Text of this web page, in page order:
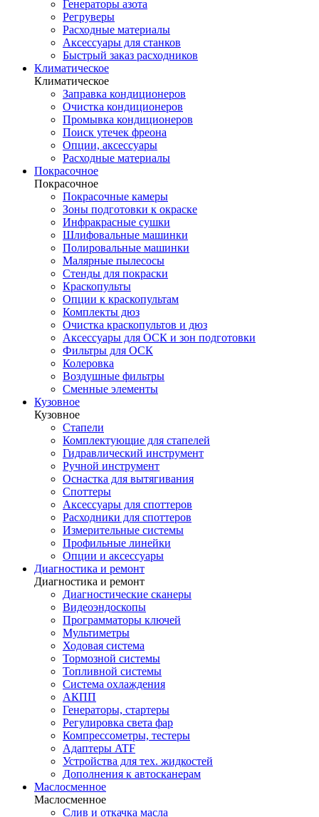
Генераторы азота
Регруверы
Расходные материалы
Аксессуары для станков
Быстрый заказ расходников
Климатическое
Климатическое
Заправка кондиционеров
Очистка кондиционеров
Промывка кондиционеров
Поиск утечек фреона
Опции, аксессуары
Расходные материалы
Покрасочное
Покрасочное
Покрасочные камеры
Зоны подготовки к окраске
Инфракрасные сушки
Шлифовальные машинки
Полировальные машинки
Малярные пылесосы
Стенды для покраски
Краскопульты
Опции к краскопультам
Комплекты дюз
Очистка краскопультов и дюз
Аксессуары для ОСК и зон подготовки
Фильтры для ОСК
Колеровка
Воздушные фильтры
Сменные элементы
Кузовное
Кузовное
Стапели
Комплектующие для стапелей
Гидравлический инструмент
Ручной инструмент
Оснастка для вытягивания
Споттеры
Аксессуары для споттеров
Расходники для споттеров
Измерительные системы
Профильные линейки
Опции и аксессуары
Диагностика и ремонт
Диагностика и ремонт
Диагностические сканеры
Видеоэндоскопы
Программаторы ключей
Мультиметры
Ходовая система
Тормозной системы
Топливной системы
Система охлаждения
АКПП
Генераторы, стартеры
Регулировка света фар
Компрессометры, тестеры
Адаптеры ATF
Устройства для тех. жидкостей
Дополнения к автосканерам
Маслосменное
Маслосменное
Слив и откачка масла